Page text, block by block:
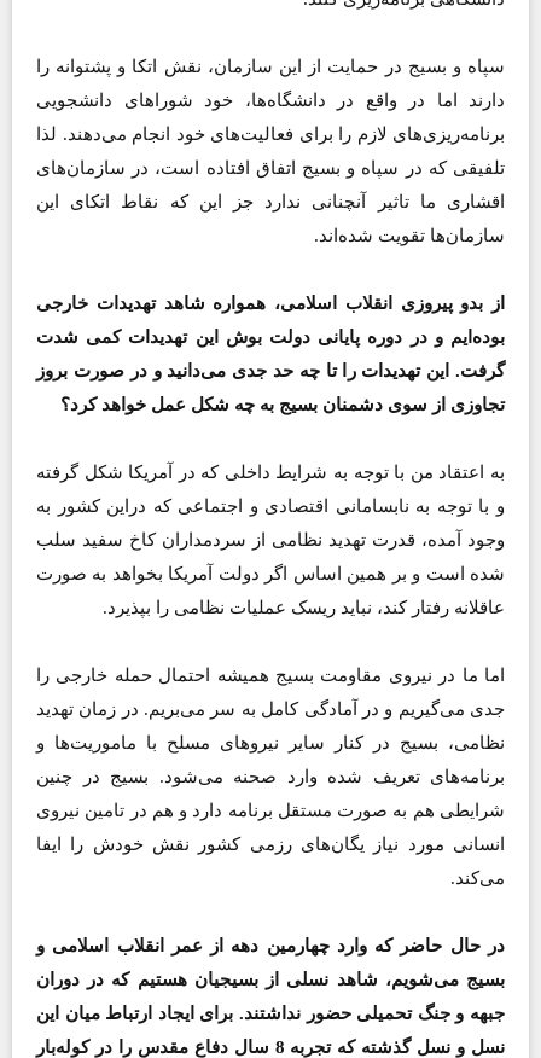
سپاه و بسیج در حمایت از این سازمان، نقش اتکا و پشتوانه را
دارند اما در واقع در دانشگاه‌ها، خود شوراهای دانشجویی
برنامه‌ریزی‌های لازم را برای فعالیت‌های خود انجام می‌دهند. لذا
تلفیقی که در سپاه و بسیج اتفاق افتاده است، در سازمان‌های
اقشاری ما تاثیر آنچنانی ندارد جز این که نقاط اتکای این
سازمان‌ها تقویت شده‌‌اند.
از بدو پیروزی انقلاب اسلامی، همواره شاهد تهدیدات خارجی
بوده‌ایم و در دوره پایانی دولت بوش این تهدیدات کمی شدت
گرفت. این تهدیدات را تا چه حد جدی می‌دانید و در صورت بروز
تجاوزی از سوی دشمنان بسیج به چه شکل عمل خواهد کرد؟
به اعتقاد من با توجه به شرایط داخلی که در آمریکا شکل گرفته
و با توجه به نابسامانی اقتصادی و اجتماعی که دراین کشور به
وجود آمده، قدرت تهدید نظامی از سردمداران کاخ سفید سلب
شده است و بر همین اساس اگر دولت آمریکا بخواهد به صورت
عاقلانه رفتار کند، نباید ریسک عملیات نظامی را بپذیرد.
اما ما در نیروی مقاومت بسیج همیشه احتمال حمله خارجی را
جدی می‌گیریم و در آمادگی کامل به سر می‌بریم. در زمان تهدید
نظامی، بسیج در کنار سایر نیروهای مسلح با ماموریت‌ها و
برنامه‌های تعریف شده وارد صحنه می‌شود. بسیج در چنین
شرایطی هم به صورت مستقل برنامه دارد و هم در تامین نیروی
انسانی مورد نیاز یگان‌های رزمی کشور نقش خودش را ایفا
می‌کند.
در حال حاضر که وارد چهارمین دهه از عمر انقلاب اسلامی و
بسیج می‌شویم، شاهد نسلی از بسیجیان هستیم که در دوران
جبهه و جنگ تحمیلی حضور نداشتند. برای ایجاد ارتباط میان این
نسل و نسل گذشته که تجربه 8 سال دفاع مقدس را در کوله‌بار